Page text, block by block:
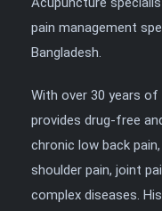
pain management
Bangladesh.
With over 30 years of
provides drug-free
chronic low back pain,
shoulder pain, joint
complex diseases.